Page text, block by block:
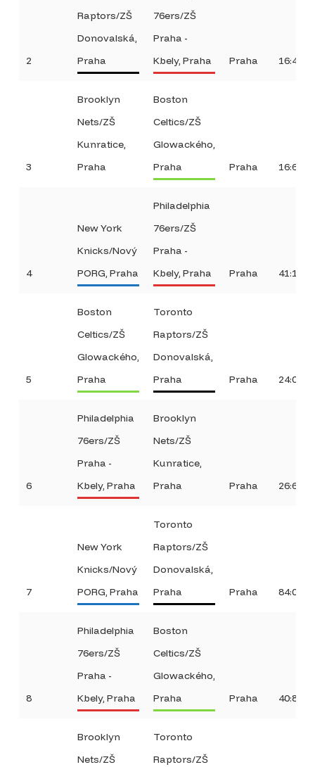
2
Raptors/ZŠ
Donovalská,
Praha
76ers/ZŠ
Praha -
Kbely, Praha
Praha 16:41
3
Brooklyn
Nets/ZŠ
Kunratice,
Praha
Boston
Celtics/ZŠ
Glowackého,
Praha
Praha 16:6
4
New York
Knicks/Nový
PORG, Praha
Philadelphia
76ers/ZŠ
Praha -
Kbely, Praha
Praha 41:14
5
Boston
Celtics/ZŠ
Glowackého,
Praha
Toronto
Raptors/ZŠ
Donovalská,
Praha
Praha 24:0
6
Philadelphia
76ers/ZŠ
Praha -
Kbely, Praha
Brooklyn
Nets/ZŠ
Kunratice,
Praha
Praha 26:6
7
New York
Knicks/Nový
PORG, Praha
Toronto
Raptors/ZŠ
Donovalská,
Praha
Praha 84:0
8
Philadelphia
76ers/ZŠ
Praha -
Kbely, Praha
Boston
Celtics/ZŠ
Glowackého,
Praha
Praha 40:8
Brooklyn
Nets/ZŠ
Toronto
Raptors/ZŠ